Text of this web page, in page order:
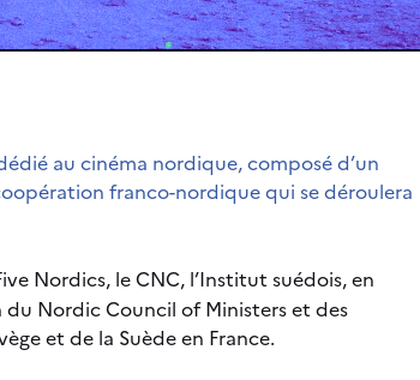
au cinéma nordique, composé d’un
franco-nordique qui se déroulera
Nordics, le CNC, l’Institut suédois, en
Nordic Council of Ministers et des
et de la Suède en France.